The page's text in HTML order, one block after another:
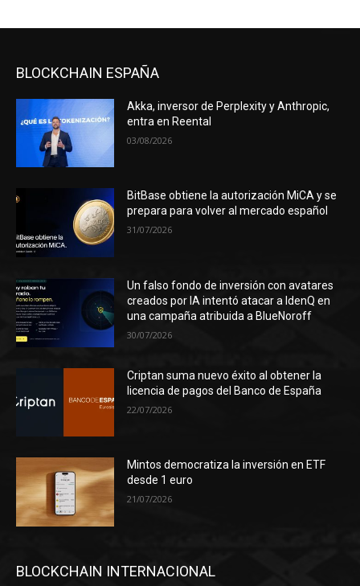
BLOCKCHAIN ESPAÑA
Akka, inversor de Perplexity y Anthropic,
entra en Reental
03/08/2026
BitBase obtiene la autorización MiCA y se
prepara para volver al mercado español
31/07/2026
Un falso fondo de inversión con avatares
creados por IA intentó atacar a IdenQ en
una campaña atribuida a BlueNoroff
30/07/2026
Criptan suma nuevo éxito al obtener la
licencia de pagos del Banco de España
22/07/2026
Mintos democratiza la inversión en ETF
desde 1 euro
21/07/2026
BLOCKCHAIN INTERNACIONAL